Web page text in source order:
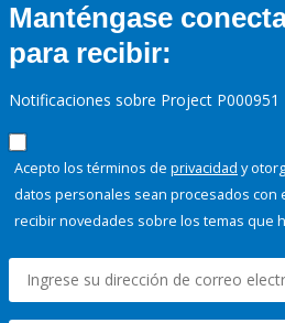
Manténgase
para recibir:
Notificaciones sobre Project P000951
Acepto los términos de privacidad y
datos personales sean procesados con
recibir novedades sobre los temas que